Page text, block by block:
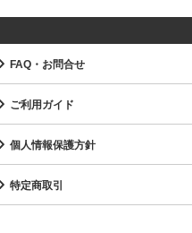
FAQ・お問合せ
ご利用ガイド
個人情報保護方針
特定商取引